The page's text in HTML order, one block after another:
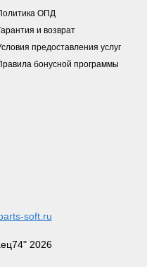
ОПД
и возврат
предоставления услуг
бонусной программы
soft.ru
2026